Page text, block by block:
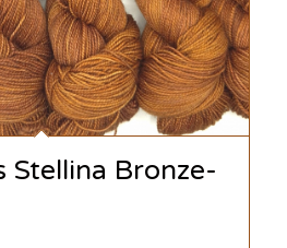
Stellina Bronze-